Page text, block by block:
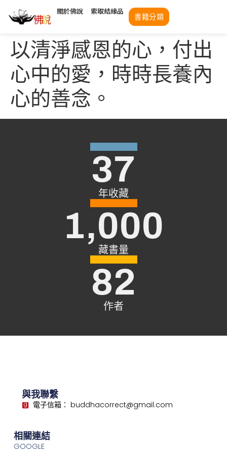
關於佛說 索取結緣品
書籍分類
以清淨感恩的心，付出
心中的愛，時時長養內
心的善念。
年收藏
37
藏書量
1,000
作者
82
與我聯繫
電子信箱： buddhacorrect@gmail.com
相關連結
GOOGLE